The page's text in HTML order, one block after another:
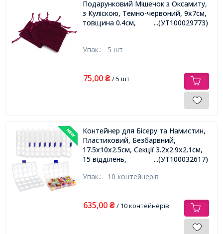
Подарунковий Мішечок з Оксамиту,
з Куліскою, Темно-червоний, 9х7см,
товщина 0.4см,
...(УТ100029773)
Упак.: 5 шт
75,00 ₴/ 5 шт
Контейнер для Бісеру та Намистин,
Пластиковий, Безбарвний,
17.5x10x2.5см, Секції 3.2x2.9x2.1см,
15 відділень,
...(УТ100032617)
Упак.: 10 контейнерів
635,00 ₴/ 10 контейнерів